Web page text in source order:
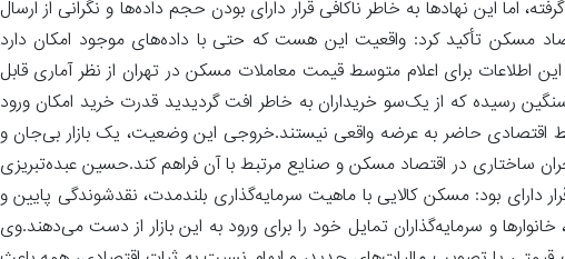
اما این نهادها به خاطر ناکافی قرار دارای بودن حجم داده‌ها و نگرانی از ارسال
مسکن تأکید کرد: واقعیت این هست که حتی با داده‌های موجود امکان دارد
اطلاعات برای اعلام متوسط قیمت معاملات مسکن در تهران از نظر آماری قابل
رسیده که از یک‌سو خریداران به خاطر افت گردیدید قدرت خرید امکان ورود
اقتصادی حاضر به عرضه واقعی نیستند.خروجی این وضعیت، یک بازار بی‌جان و
ساختاری در اقتصاد مسکن و صنایع مرتبط با آن فراهم کند.حسین عبده‌تبریزی
دارای بود: مسکن کالایی با ماهیت سرمایه‌گذاری بلندمدت، نقدشوندگی پایین و
و سرمایه‌گذاران تمایل خود را برای ورود به این بازار از دست می‌دهند.وی